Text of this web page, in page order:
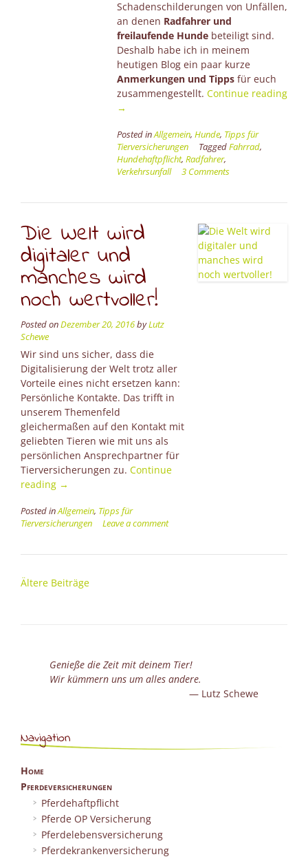
Schadenschilderungen von Unfällen,
an denen Radfahrer und
freilaufende Hundebeteiligt sind.
Deshalb habe ich in meinem
heutigen Blog ein paar kurze
Anmerkungen und Tippsfür euch
zusammengestellt. Continue reading
“Freilaufende
und
Fahrradfahrer:
Wie
kann
→
Posted inAllgemein, Hunde, Tipps für
Tierversicherungen
TaggedFahrrad,
Hundehaftpflicht, Radfahrer,
Verkehrsunfall
3 Comments
Die Welt wird
digitaler und
manches wird
noch wertvoller!
Posted onDezember 20, 2016byLutz
Schewe
Wir sind uns sicher, dass die
Digitalisierung der Welt trotz aller
Vorteile eines nicht ersetzen kann:
Persönliche Kontakte. Das trifft in
unserem Themenfeld
gleichermaßen auf den Kontakt mit
geliebten Tieren wie mit uns als
persönlichen Ansprechpartner für
Tierversicherungen zu. Continue
reading “Die
wird
digitaler
manches
noch
→
Posted inAllgemein, Tipps für
Tierversicherungen
Leave a comment
Beitragsnavigation
Ältere Beiträge
Genieße die Zeit mit deinem Tier!
Wir kümmern uns um alles andere.
Lutz Schewe
Navigation
Home
Pferdeversicherungen
Pferdehaftpflicht
Pferde OP Versicherung
Pferdelebensversicherung
Pferdekrankenversicherung